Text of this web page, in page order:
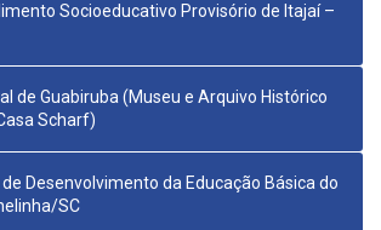
Socioeducativo Provisório de Itajaí –
de Guabiruba (Museu e Arquivo Histórico
Scharf)
Desenvolvimento da Educação Básica do
SC